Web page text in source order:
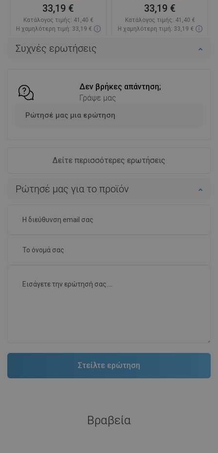
Συχνές ερωτήσεις
Δεν βρήκες απάντηση;
Γράψε μας
Ρώτησέ μας μια ερώτηση
Δείτε περισσότερες ερωτήσεις
Ρώτησέ μας για το προϊόν
33,19 €
Κατάλογος τιμής: 41,40 €
Η χαμηλότερη τιμή: 33,19 €
33,19 €
Κατάλογος τιμής: 41,40 €
Η χαμηλότερη τιμή: 33,19 €
Βραβεία